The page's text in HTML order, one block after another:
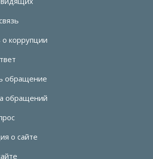
коррупции
обращение
обращений
о сайте